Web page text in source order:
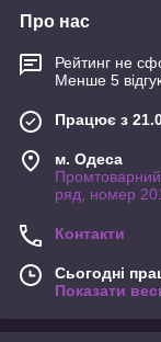
Про нас
Рейтинг не
Менше 5
Працює з
м. Одеса
ряд, номер
Контакти
Сьогодні
Показати